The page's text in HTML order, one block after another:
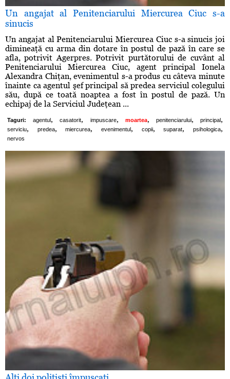
Un angajat al Penitenciarului Miercurea Ciuc s-a
sinucis
Un angajat al Penitenciarului Miercurea Ciuc s-a sinucis joi
dimineaţă cu arma din dotare în postul de pază în care se
afla, potrivit Agerpres. Potrivit purtătorului de cuvânt al
Penitenciarului Miercurea Ciuc, agent principal Ionela
Alexandra Chiţan, evenimentul s-a produs cu câteva minute
înainte ca agentul şef principal să predea serviciul colegului
său, după ce toată noaptea a fost în postul de pază. Un
echipaj de la Serviciul Judeţean ...
Taguri: agentul , casatorit, impuscare, moartea, penitenciarului, principal ,
serviciu, predea, miercurea, evenimentul , copii, suparat, psihologica,
nervos